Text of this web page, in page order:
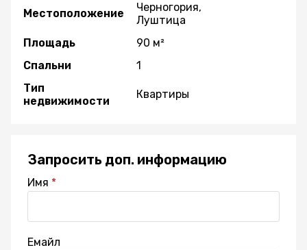
Местоположение
Черногория,
Луштица
Площадь
90 м²
Спальни
1
Тип
недвижимости
Квартиры
Запросить доп. информацию
Имя
Емайл